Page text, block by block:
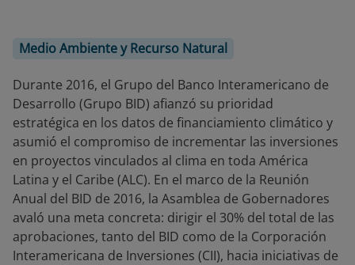
Medio Ambiente y Recurso Natural
Durante 2016, el Grupo del Banco Interamericano de
Desarrollo (Grupo BID) afianzó su prioridad
estratégica en los datos de financiamiento climático y
asumió el compromiso de incrementar las inversiones
en proyectos vinculados al clima en toda América
Latina y el Caribe (ALC). En el marco de la Reunión
Anual del BID de 2016, la Asamblea de Gobernadores
avaló una meta concreta: dirigir el 30% del total de las
aprobaciones, tanto del BID como de la Corporación
Interamericana de Inversiones (CII), hacia iniciativas de